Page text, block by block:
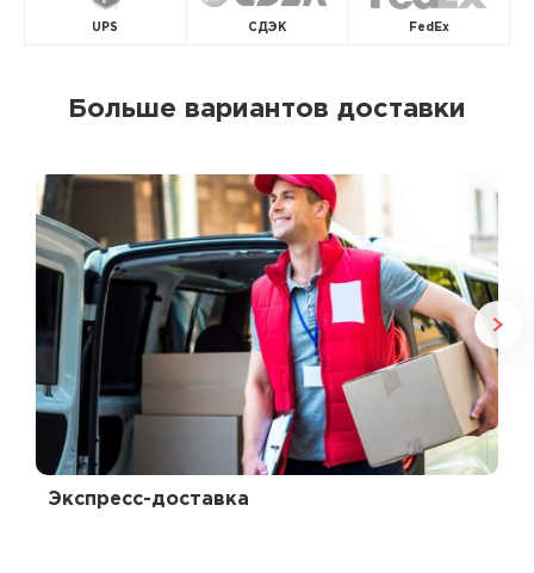
UPS СДЭК FedEx
Больше вариантов доставки
Экспресс-доставка